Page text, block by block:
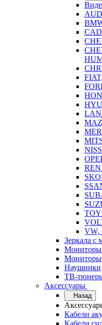
VW,
Зеркала с
Мониторы
Мониторы
Наушники
ТВ-
Аксессуары
Назад
Кабели
Кабели